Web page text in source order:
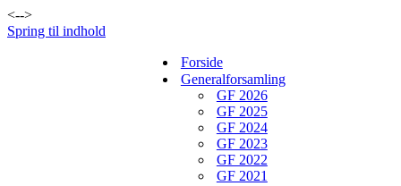
<-->
Spring til indhold
Forside
Generalforsamling
GF 2026
GF 2025
GF 2024
GF 2023
GF 2022
GF 2021